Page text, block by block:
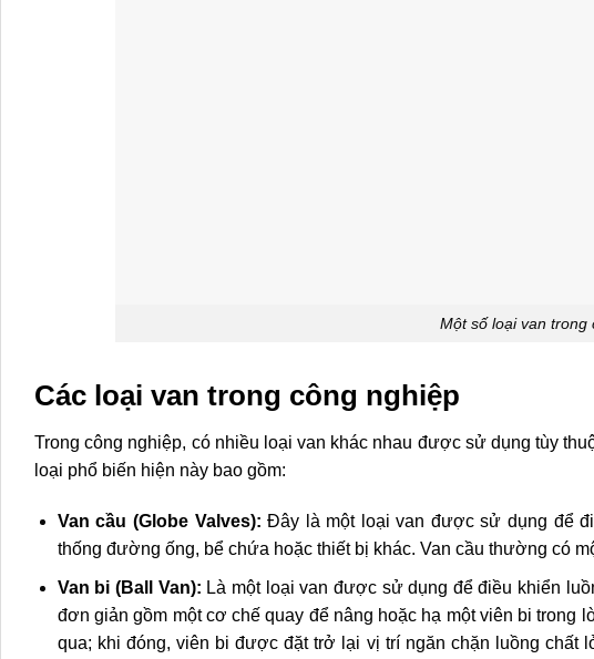
Một số loại van trong
Các loại van trong công nghiệp
Trong công nghiệp, có nhiều loại van khác nhau được sử dụng tùy
loại phổ biến hiện này bao gồm:
Van cầu (Globe Valves): Đây là một loại van được sử dụng để
thống đường ống, bể chứa hoặc thiết bị khác. Van cầu thường có
Van bi (Ball Van): Là một loại van được sử dụng để điều khiển
đơn giản gồm một cơ chế quay để nâng hoặc hạ một viên bi trong
qua; khi đóng, viên bi được đặt trở lại vị trí ngăn chặn luồng